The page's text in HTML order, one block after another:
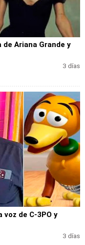
Ariana Grande y
3 días
voz de C-3PO y
3 días